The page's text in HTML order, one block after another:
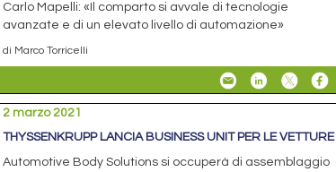
Carlo Mapelli: «Il comparto si avvale di tecnologie
avanzate e di un elevato livello di automazione»
di Marco Torricelli
2 marzo 2021
THYSSENKRUPP LANCIA BUSINESS UNIT PER LE VETTURE
Automotive Body Solutions si occuperà di assemblaggio